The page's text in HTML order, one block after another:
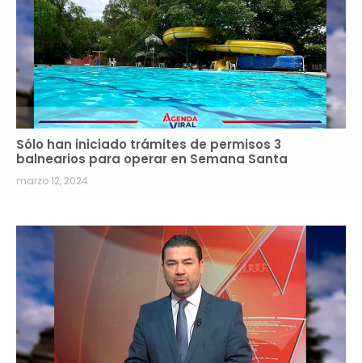
Sólo han iniciado trámites de permisos 3
balnearios para operar en Semana Santa
marzo 12, 2024